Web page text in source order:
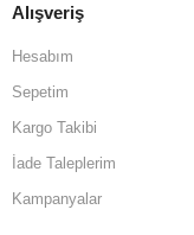
Alışveriş
Hesabım
Sepetim
Kargo Takibi
İade Taleplerim
Kampanyalar